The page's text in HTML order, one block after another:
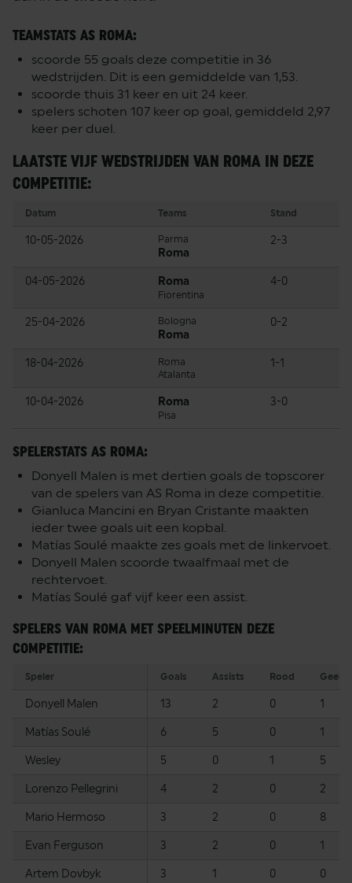
TEAMSTATS AS ROMA:
scoorde 55 goals deze competitie in 36
wedstrijden. Dit is een gemiddelde van 1,53.
scoorde thuis 31 keer en uit 24 keer.
spelers schoten 107 keer op goal, gemiddeld 2,97
keer per duel.
LAATSTE VIJF WEDSTRIJDEN VAN ROMA IN DEZE
COMPETITIE:
Datum Teams Stand
10-05-2026 Parma
Roma
2-3
04-05-2026 Roma
Fiorentina
4-0
25-04-2026 Bologna
Roma
0-2
18-04-2026
Roma
Atalanta
1-1
10-04-2026 Roma
Pisa
3-0
SPELERSTATS AS ROMA:
Donyell Malen is met dertien goals de topscorer
van de spelers van AS Roma in deze competitie.
Gianluca Mancini en Bryan Cristante maakten
ieder twee goals uit een kopbal.
Matías Soulé maakte zes goals met de linkervoet.
Donyell Malen scoorde twaalfmaal met de
rechtervoet.
Matías Soulé gaf vijf keer een assist.
SPELERS VAN ROMA MET SPEELMINUTEN DEZE
COMPETITIE:
Speler Goals Assists Rood Geel
Donyell Malen 13 2 0 1
Matías Soulé 6 5 0 1
Wesley 5 0 1 5
Lorenzo Pellegrini 4 2 0 2
Mario Hermoso 3 2 0 8
Evan Ferguson 3 2 0 1
Artem Dovbyk 3 1 0 0